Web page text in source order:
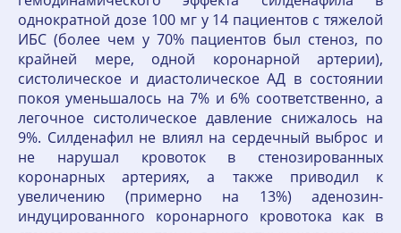
однократной дозе 100 мг у 14 пациентов с тяжелой
ИБС (более чем у 70% пациентов был стеноз, по
крайней мере, одной коронарной артерии),
систолическое и диастолическое АД в состоянии
покоя уменьшалось на 7% и 6% соответственно, а
легочное систолическое давление снижалось на
9%. Силденафил не влиял на сердечный выброс и
не нарушал кровоток в стенозированных
коронарных артериях, а также приводил к
увеличению (примерно на 13%) аденозин-
индуцированного коронарного кровотока как в